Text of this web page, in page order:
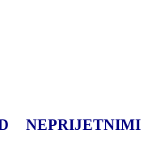
NEPRIJETNIMI